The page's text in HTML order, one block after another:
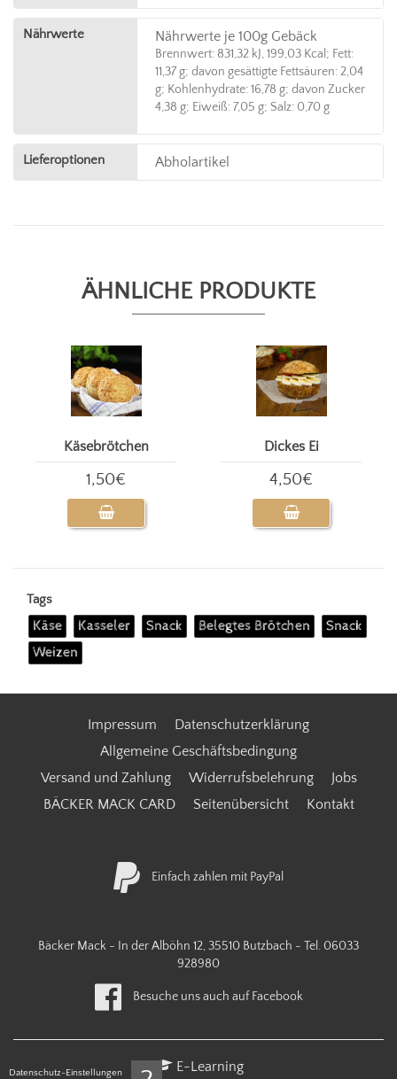
Nährwerte Nährwerte je 100g Gebäck
Brennwert: 831,32 kJ, 199,03 Kcal; Fett:
11,37 g; davon gesättigte Fettsäuren: 2,04
g; Kohlenhydrate: 16,78 g; davon Zucker
4,38 g; Eiweiß: 7,05 g; Salz: 0,70 g
Lieferoptionen Abholartikel
ÄHNLICHE PRODUKTE
Käsebrötchen
1,50€
Dickes Ei
4,50€
Tags
Käse Kasseler Snack Belegtes Brötchen
Snack
Weizen
Impressum
Datenschutzerklärung
Allgemeine Geschäftsbedingung
Versand und Zahlung
Widerrufsbelehrung
Jobs
BÄCKER MACK CARD
Seitenübersicht Kontakt
Einfach zahlen mit PayPal
Bäcker Mack - In der Alböhn 12, 35510 Butzbach - Tel. 06033
928980
Besuche uns auch auf Facebook
E-Learning
Datenschutz-Einstellungen